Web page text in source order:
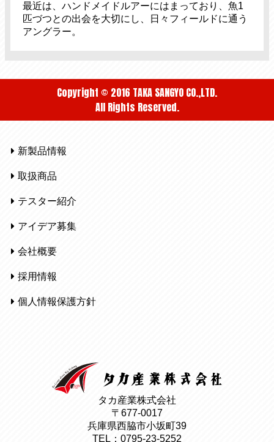
最近は、ハンドメイドルアーにはまっており、魚1
匹づつとの出会を大切にし、日々フィールドに通う
アングラー。
Copyright © 2016 TAKA SANGYO CO.,LTD.
All Rights Reserved.
新製品情報
取扱商品
テスター紹介
アイデア募集
会社概要
採用情報
個人情報保護方針
タカ産業株式会社
〒677-0017
兵庫県西脇市小坂町39
TEL：0795-23-5252